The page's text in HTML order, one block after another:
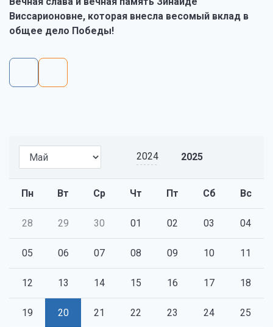
2024 2025
Пн Вт Ср Чт Пт Сб Вс
28 29 30 01 02 03 04
05 06 07 08 09 10 11
12 13 14 15 16 17 18
19 20 21 22 23 24 25
Виссарионовне, которая внесла весомый вклад в
общее дело Победы!